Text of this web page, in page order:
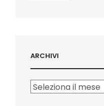
ARCHIVI
Archivi